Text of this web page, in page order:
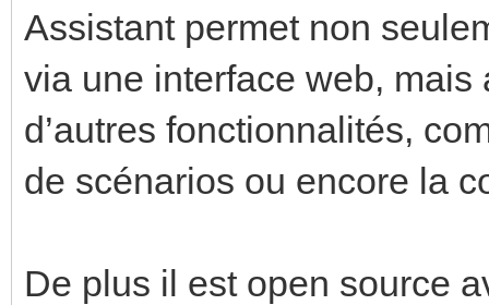
Assistant permet non
via une interface web, mais
d’autres fonctionnalités,
de scénarios ou encore la
De plus il est open source